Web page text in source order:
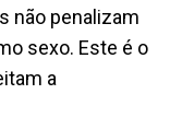
não penalizam
sexo. Este é o
a